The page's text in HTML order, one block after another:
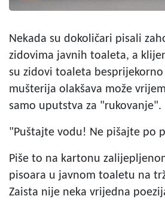
Nekada su dokoličari pisali
zidovima javnih toaleta, a
su zidovi toaleta
mušterija olakšava može
samo uputstva za "rukovanje".
"Puštajte vodu! Ne pišajte po
Piše to na kartonu
pisoara u javnom toaletu na
Zaista nije neka vrijedna